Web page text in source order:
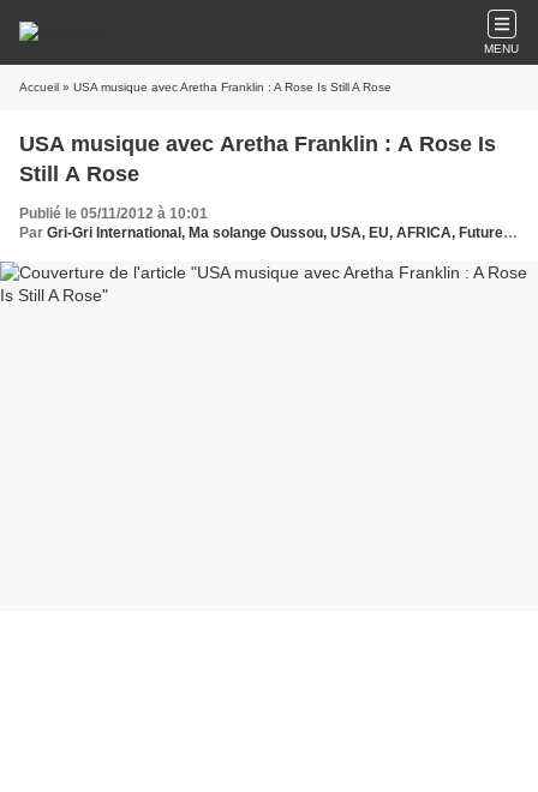
MENU
Accueil » USA musique avec Aretha Franklin : A Rose Is Still A Rose
USA musique avec Aretha Franklin : A Rose Is
Still A Rose
Publié le 05/11/2012 à 10:01
Par Gri-Gri International, Ma solange Oussou, USA, EU, AFRICA, Future, USA musique, Aretha Franklin